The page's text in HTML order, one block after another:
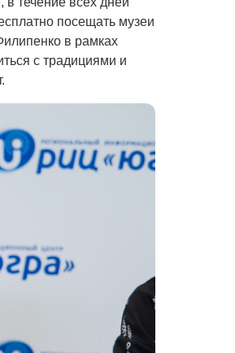
посещать музеи
в рамках
с традициями и